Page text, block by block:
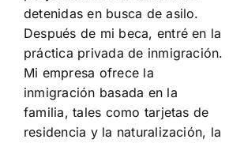
detenidas en busca de asilo.
Después de mi beca, entré en la
práctica privada de inmigración.
Mi empresa ofrece la
inmigración basada en la
familia, tales como tarjetas de
residencia y la naturalización, la